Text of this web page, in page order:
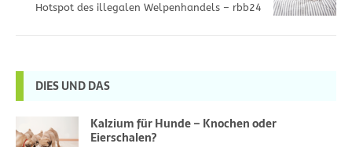
Hotspot des illegalen Welpenhandels – rbb24
DIES UND DAS
Kalzium für Hunde – Knochen oder
Eierschalen?